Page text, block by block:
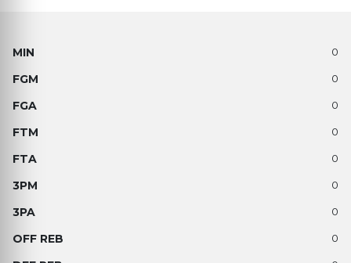
0
0
0
0
0
0
0
0